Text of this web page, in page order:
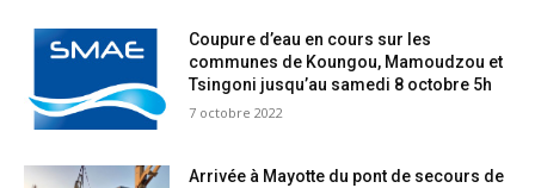
Coupure d’eau en cours sur les
communes de Koungou, Mamoudzou et
Tsingoni jusqu’au samedi 8 octobre 5h
7 octobre 2022
Arrivée à Mayotte du pont de secours de